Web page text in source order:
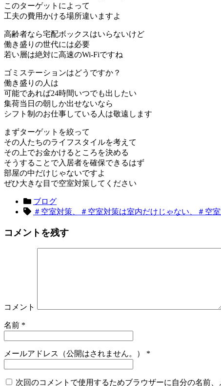
このターゲットによって
工夫の費用かける場所違いますよ
高齢者なら宅配ボックスはいらないけど
働き盛りの世代には必要
若い層は絶対に高速のWi-Fiですね
ゴミステーションはどうですか？
働き盛りの人は
可能であれば24時間いつでも出したい
集荷当日の朝しか出せないなら
シフト制のお仕事している人は敬遠します
まずターゲットを絞って
その人たちのライフスタイルを考えて
その上でお金かけるところを決める
そうすることで入居者を確保できるはず
部屋の中だけじゃないですよ
ぜひ大きな目で空室対策してください
ブログ
＃空室対策、＃空室対策は室内だけじゃない、＃空
コメントを残す
コメント
名前 *
メールアドレス（公開はされません。） *
次回のコメントで使用するためブラウザーに自分の名前、